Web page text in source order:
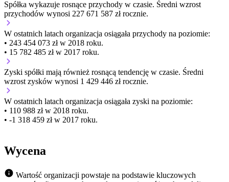
Spółka wykazuje rosnące przychody w czasie. Średni wzrost
przychodów wynosi 227 671 587 zł rocznie.
W ostatnich latach organizacja osiągała przychody na poziomie:
• 243 454 073 zł w 2018 roku.
• 15 782 485 zł w 2017 roku.
Zyski spółki mają również rosnącą tendencję w czasie. Średni
wzrost zysków wynosi 1 429 446 zł rocznie.
W ostatnich latach organizacja osiągała zyski na poziomie:
• 110 988 zł w 2018 roku.
• -1 318 459 zł w 2017 roku.
Wycena
Wartość organizacji powstaje na podstawie kluczowych